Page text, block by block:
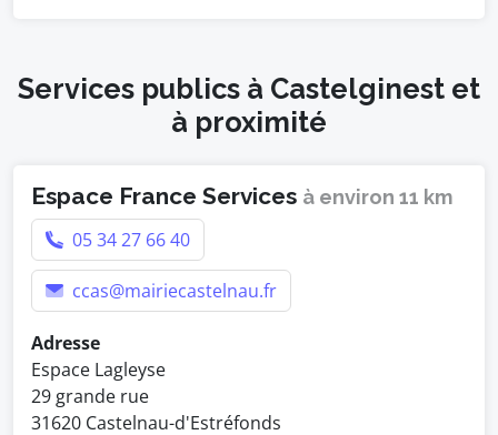
Services publics à Castelginest et
à proximité
Espace France Services à environ 11 km
05 34 27 66 40
ccas@mairiecastelnau.fr
Adresse
Espace Lagleyse
29 grande rue
31620 Castelnau-d'Estréfonds